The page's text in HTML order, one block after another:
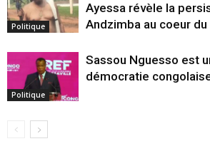
Politique
Ayessa révèle la
Andzimba au coeur
Politique
Sassou Nguesso est
démocratie